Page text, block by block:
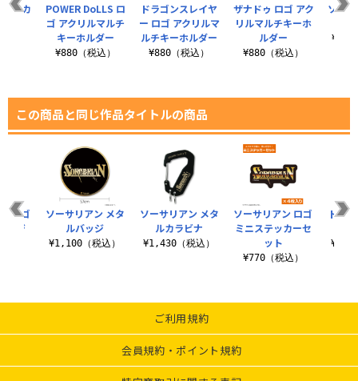
ドラゴンスレイヤ
ー ロゴ アクリルマ
ルチキーホルダー
¥880（税込）
ザナドゥ ロゴ アク
リルマルチキーホ
ルダー
¥880（税込）
ソー
カ
POWER DoLLS ロ
ゴ アクリルマルチ
キーホルダー
¥880（税込）
この商品と同じ作品タイトルの商品
ソーサリアン メタ
ルカラビナ
¥1,430（税込）
ソーサリアン ロゴ
ミニステッカーセ
ット
¥770（税込）
ドラ
ロゴ
ッジ
ソーサリアン メタ
ルバッジ
¥1,100（税込）
ご利用規約
会員規約・ポイント規約